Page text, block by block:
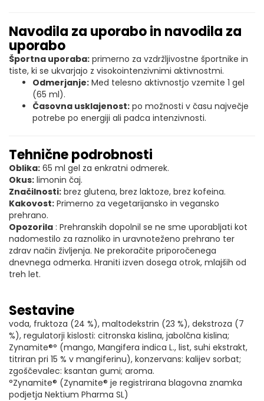
Navodila za uporabo in navodila za
uporabo
Športna uporaba: primerno za vzdržljivostne športnike in
tiste, ki se ukvarjajo z visokointenzivnimi aktivnostmi.
Odmerjanje: Med telesno aktivnostjo vzemite 1 gel
(65 ml).
Časovna usklajenost: po možnosti v času največje
potrebe po energiji ali padca intenzivnosti.
Tehnične podrobnosti
Oblika: 65 ml gel za enkratni odmerek.
Okus: limonin čaj.
Značilnosti: brez glutena, brez laktoze, brez kofeina.
Kakovost: Primerno za vegetarijansko in vegansko
prehrano.
Opozorila : Prehranskih dopolnil se ne sme uporabljati kot
nadomestilo za raznoliko in uravnoteženo prehrano ter
zdrav način življenja. Ne prekoračite priporočenega
dnevnega odmerka. Hraniti izven dosega otrok, mlajših od
treh let.
Sestavine
voda, fruktoza (24 %), maltodekstrin (23 %), dekstroza (7
%), regulatorji kislosti: citronska kislina, jabolčna kislina;
Zynamite®° (mango, Mangifera indica L., list, suhi ekstrakt,
titriran pri 15 % v mangiferinu), konzervans: kalijev sorbat;
zgoščevalec: ksantan gumi; aroma.
°Zynamite® (Zynamite® je registrirana blagovna znamka
podjetja Nektium Pharma SL)